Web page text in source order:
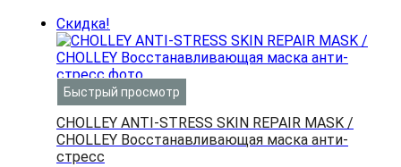
Скидка!
Быстрый просмотр
CHOLLEY ANTI-STRESS SKIN REPAIR MASK /
CHOLLEY Восстанавливающая маска анти-
стресс